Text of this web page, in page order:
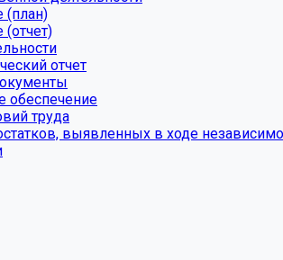
(план)
(отчет)
отчет
обеспечение
труда
выявленных в ходе